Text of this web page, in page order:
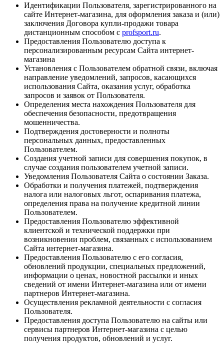
Идентификации Пользователя, зарегистрированного на
сайте Интернет-магазина, для оформления заказа и (или)
заключения Договора купли-продажи товара
дистанционным способом с profsport.ru.
Предоставления Пользователю доступа к
персонализированным ресурсам Сайта интернет-
магазина
Установления с Пользователем обратной связи, включая
направление уведомлений, запросов, касающихся
использования Сайта, оказания услуг, обработка
запросов и заявок от Пользователя.
Определения места нахождения Пользователя для
обеспечения безопасности, предотвращения
мошенничества.
Подтверждения достоверности и полноты
персональных данных, предоставленных
Пользователем.
Создания учетной записи для совершения покупок, в
случае создания пользователем учетной записи.
Уведомления Пользователя Сайта о состоянии Заказа.
Обработки и получения платежей, подтверждения
налога или налоговых льгот, оспаривания платежа,
определения права на получение кредитной линии
Пользователем.
Предоставления Пользователю эффективной
клиентской и технической поддержки при
возникновении проблем, связанных с использованием
Сайта интернет-магазина.
Предоставления Пользователю с его согласия,
обновлений продукции, специальных предложений,
информации о ценах, новостной рассылки и иных
сведений от имени Интернет-магазина или от имени
партнеров Интернет-магазина.
Осуществления рекламной деятельности с согласия
Пользователя.
Предоставления доступа Пользователю на сайты или
сервисы партнеров Интернет-магазина с целью
получения продуктов, обновлений и услуг.